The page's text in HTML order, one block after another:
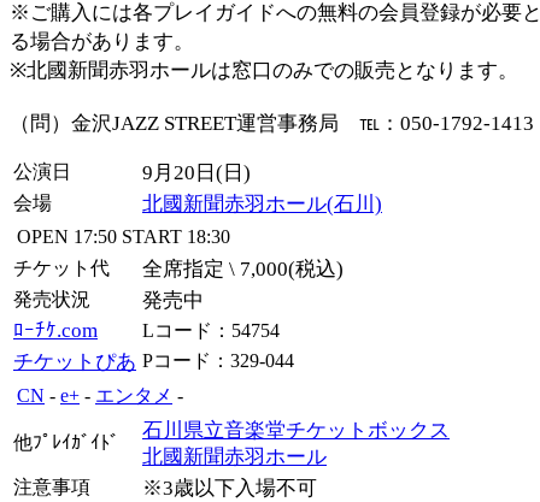
※ご購入には各プレイガイドへの無料の会員登録が必要
る場合があります。
※北國新聞赤羽ホールは窓口のみでの販売となります。
（問）金沢JAZZ STREET運営事務局 ℡：050-1792-1413
公演日 9月20日(日)
会場 北國新聞赤羽ホール(石川)
OPEN 17:50 START 18:30
チケット代
全席指定 \ 7,000(税込)
発売状況
発売中
ﾛｰﾁｹ.com
Lコード：54754
チケットぴあ Pコード：329-044
CN - e+ - エンタメ -
他ﾌﾟﾚｲｶﾞｲﾄﾞ
石川県立音楽堂チケットボックス
北國新聞赤羽ホール
注意事項 ※3歳以下入場不可